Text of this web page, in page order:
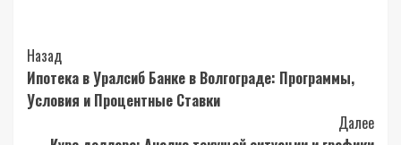
Post
Navigation
Назад
Ипотека в Уралсиб Банке в Волгограде: Программы,
Условия и Процентные Ставки
Далее